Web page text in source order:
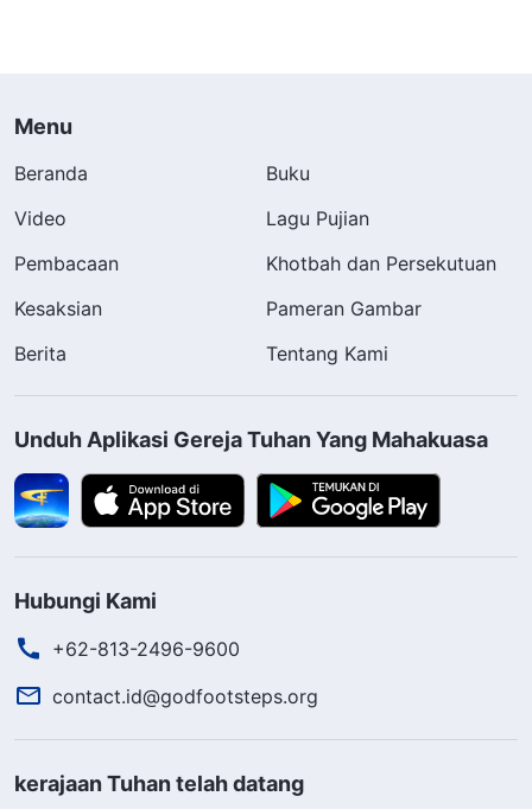
Menu
Beranda
Buku
Video
Lagu Pujian
Pembacaan
Khotbah dan Persekutuan
Kesaksian
Pameran Gambar
Berita
Tentang Kami
Unduh Aplikasi Gereja Tuhan Yang Mahakuasa
Hubungi Kami
+62-813-2496-9600
contact.id@godfootsteps.org
kerajaan Tuhan telah datang